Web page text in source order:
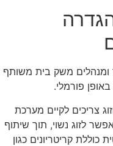
ומנהלים משק בית משותף
פורמלי.
צריכים לקיים מערכת
לזוג נשוי, תוך שיתוף
קריטריונים כגון